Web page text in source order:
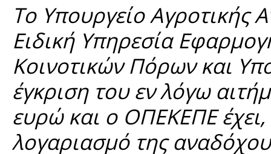
Το Υπουργείο Αγροτικής
Ειδική Υπηρεσία
Κοινοτικών Πόρων και
έγκριση του εν λόγω
ευρώ και ο ΟΠΕΚΕΠΕ
λογαριασμό της αναδόχου